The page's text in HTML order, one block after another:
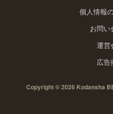
個人情報
お問い
運営
広告
Copyright © 2026 Kodansha